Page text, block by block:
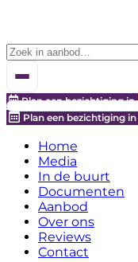
Plan een bezichtiging in
Plan een bezichtiging in
Home
Media
In de buurt
Documenten
Aanbod
Over ons
Reviews
Contact